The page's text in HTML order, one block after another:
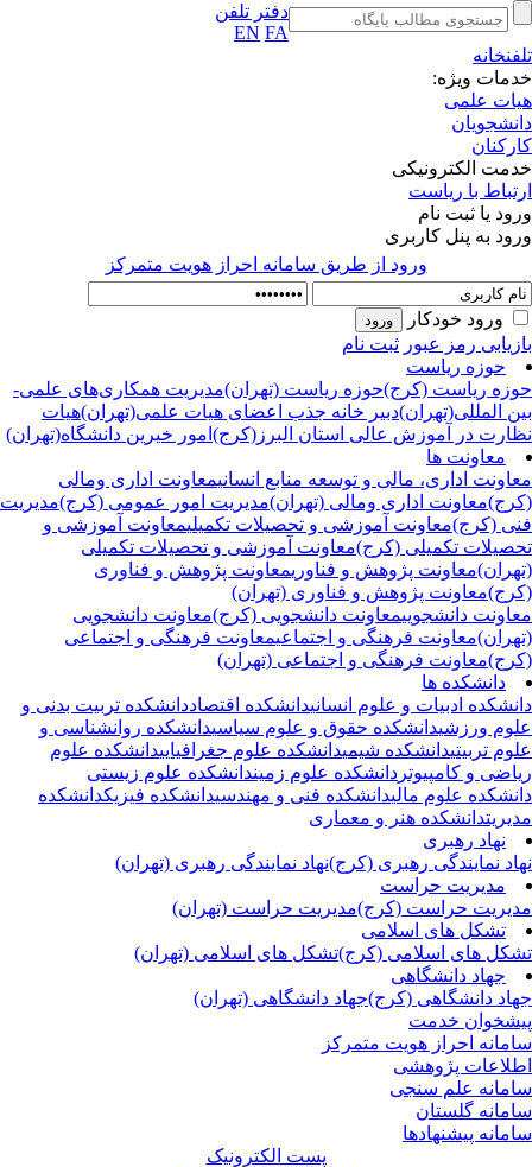
دفتر تلفن
EN FA
ویژه:
علمی
الکترونیکی
با ریاست
یا ثبت نام
به پنل کاربری
ورود از طريق سامانه احراز هويت متمركز
ورود خودکار
رمز عبور ثبت نام
حوزه ریاست
ریاست (کرج)حوزه ریاست (تهران)مدیریت همکاری‌های علمی-
المللی(تهران)دبیر خانه جذب اعضای هیات علمی(تهران)هیات
در آموزش عالی استان البرز(کرج)امور خیرین دانشگاه(تهران)
معاونت ها
اداری، مالی و توسعه منابع انسانیمعاونت اداری ومالی
معاونت اداری ومالی (تهران)مدیریت امور عمومی (کرج)مدیریت
(کرج)معاونت آموزشی و تحصیلات تکمیلیمعاونت آموزشی و
تکمیلی (کرج)معاونت آموزشی و تحصیلات تکمیلی
معاونت پژوهش و فناوریمعاونت پژوهش و فناوری
معاونت پژوهش و فناوری (تهران)
دانشجوییمعاونت دانشجویی (کرج)معاونت دانشجویی
معاونت فرهنگی و اجتماعیمعاونت فرهنگی و اجتماعی
معاونت فرهنگی و اجتماعی (تهران)
دانشکده ها
ادبیات و علوم انسانیدانشکده اقتصاددانشکده تربیت بدنی و
ورزشیدانشکده حقوق و علوم سیاسیدانشکده روانشناسی و
تربیتیدانشکده شیمیدانشکده علوم جغرافیاییدانشکده علوم
و کامپیوتردانشکده علوم زمیندانشکده علوم زیستی
علوم مالیدانشکده فنی و مهندسیدانشکده فیزیکدانشکده
دانشکده هنر و معماری
نهاد رهبری
نمایندگی رهبری (کرج)نهاد نمایندگی رهبری (تهران)
مدیریت حراست
حراست (کرج)مدیریت حراست (تهران)
تشکل های اسلامی
های اسلامی (کرج)تشکل های اسلامی (تهران)
جهاد دانشگاهی
دانشگاهی (کرج)جهاد دانشگاهی (تهران)
خدمت
احراز هویت متمرکز
پژوهشی
علم سنجی
گلستان
پیشنهادها
پست الکترونیک